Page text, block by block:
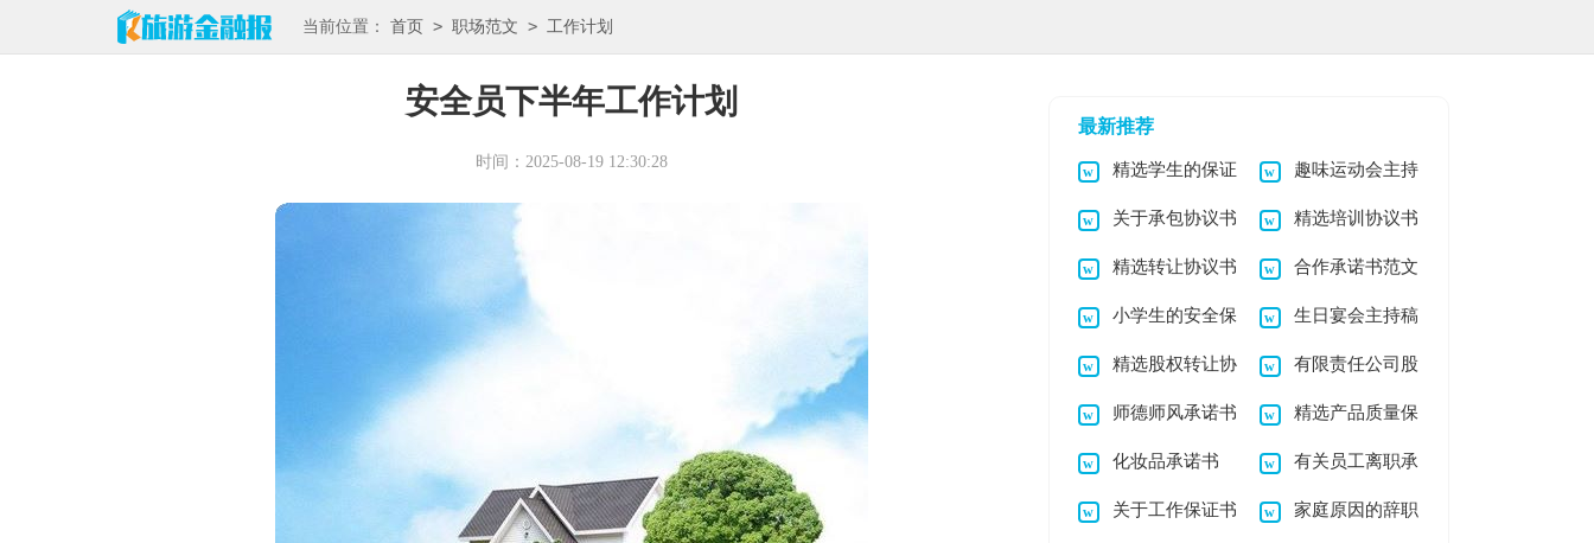
当前位置： 首页 > 职场范文 > 工作计划
安全员下半年工作计划
时间：2025-08-19 12:30:28
最新推荐
精选学生的保证
书范文汇总7篇
趣味运动会主持
稿
关于承包协议书
汇编4篇
精选培训协议书
集合八篇
精选转让协议书
模板九篇
合作承诺书范文
集锦10篇
小学生的安全保
证书范文合集六篇
生日宴会主持稿
13篇
精选股权转让协
议书集锦4篇
有限责任公司股
权转让协议书
师德师风承诺书
锦集五篇
精选产品质量保
证书范文五篇
化妆品承诺书 有关员工离职承
诺书3篇
关于工作保证书 家庭原因的辞职